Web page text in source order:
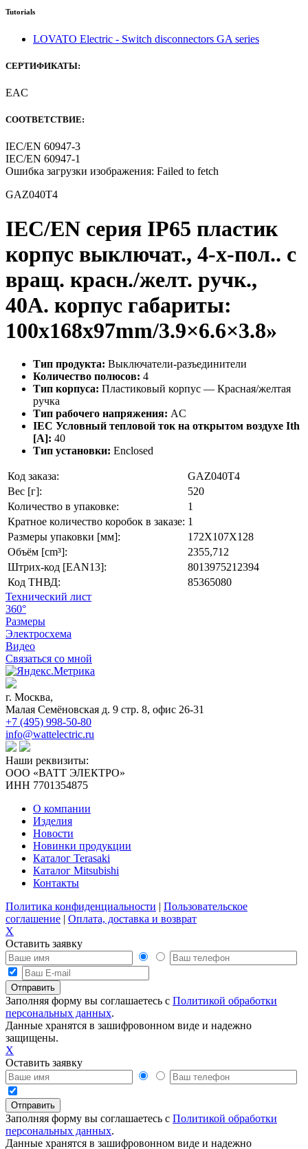
Tutorials
LOVATO Electric - Switch disconnectors GA series
СЕРТИФИКАТЫ:
EAC
СООТВЕТСТВИЕ:
IEC/EN 60947-3
IEC/EN 60947-1
Ошибка загрузки изображения: Failed to fetch
GAZ040T4
IEC/EN серия IP65 пластик
корпус выключат., 4-х-пол.. с
вращ. красн./желт. ручк.,
40A. корпус габариты:
100x168x97mm/3.9×6.6×3.8»
Тип продукта: Выключатели-разъединители
Количество полюсов: 4
Тип корпуса: Пластиковый корпус — Красная/желтая
ручка
Тип рабочего напряжения: AC
IEC Условный тепловой ток на открытом воздухе Ith
[A]: 40
Тип установки: Enclosed
Код заказа:
GAZ040T4
Вес [г]:
520
Количество в упаковке:
1
Кратное количество коробок в заказе: 1
Размеры упаковки [мм]:
172X107X128
Объём [cm³]:
2355,712
Штрих-код [EAN13]:
8013975212394
Код ТНВД:
85365080
Технический лист
360°
Размеры
Электросхема
Видео
Связаться со мной
г. Москва,
Малая Семёновская д. 9 стр. 8, офис 26-31
+7 (495) 998-50-80
info@wattelectric.ru
Наши реквизиты:
ООО «ВАТТ ЭЛЕКТРО»
ИНН 7701354875
О компании
Изделия
Новости
Новинки продукции
Каталог Terasaki
Каталог Mitsubishi
Контакты
Политика конфиденциальности | Пользовательское
соглашение | Оплата, доставка и возврат
X
Оставить заявку
Заполняя форму вы соглашаетесь с Политикой обработки
персональных данных.
Данные хранятся в зашифровонном виде и надежно
защищены.
X
Оставить заявку
Заполняя форму вы соглашаетесь с Политикой обработки
персональных данных.
Данные хранятся в зашифровонном виде и надежно